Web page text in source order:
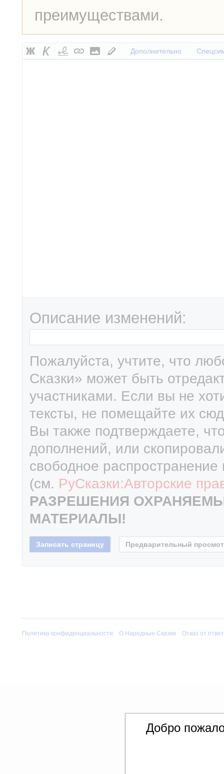
преимуществами.
Дополнительно
Описание изменений:
Пожалуйста, учтите, что
Сказки» может быть
участниками. Если вы не
тексты, не помещайте их
Вы также подтверждаете,
дополнений, или
свободное
(см. РуСказки:Авторские
РАЗРЕШЕНИЯ
МАТЕРИАЛЫ!
Политика конфиденциальности О Народные Сказки Отказ от
Добро